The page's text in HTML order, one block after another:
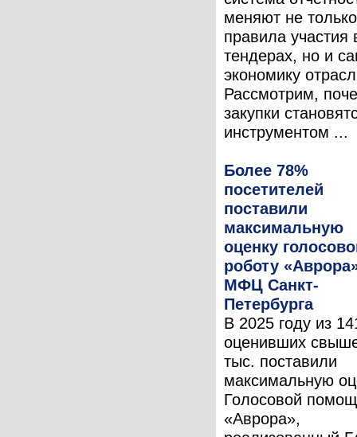
меняют не только
правила участия
тендерах, но и
экономику
Рассмотрим,
закупки
инструментом ...
Более 78%
посетителей
поставили
максимальную
оценку
роботу
МФЦ Санкт-
Петербурга
В 2025 году из
оценивших
тыс. поставили
максимальную
Голосовой
«Аврора»,